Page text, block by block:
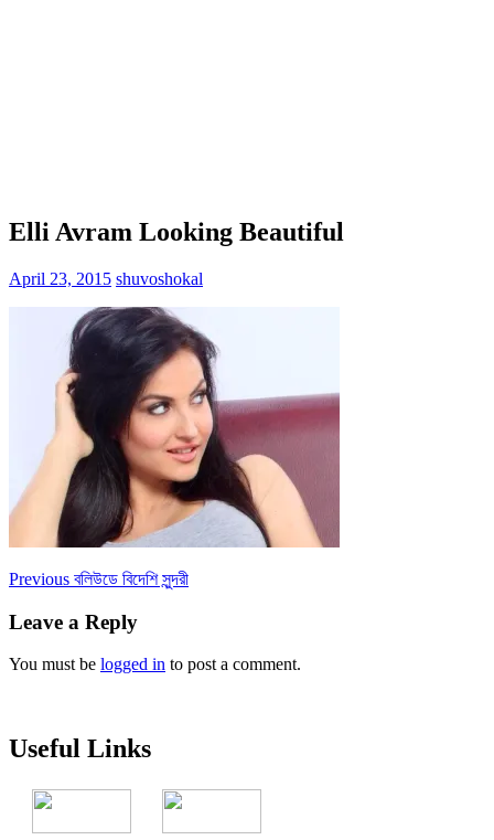
Elli Avram Looking Beautiful
April 23, 2015 shuvoshokal
Post
navigation
Previous Previous
বলিউডে বিদেশি সুন্দরী
Leave a Reply
You must be logged in to post a comment.
Useful Links